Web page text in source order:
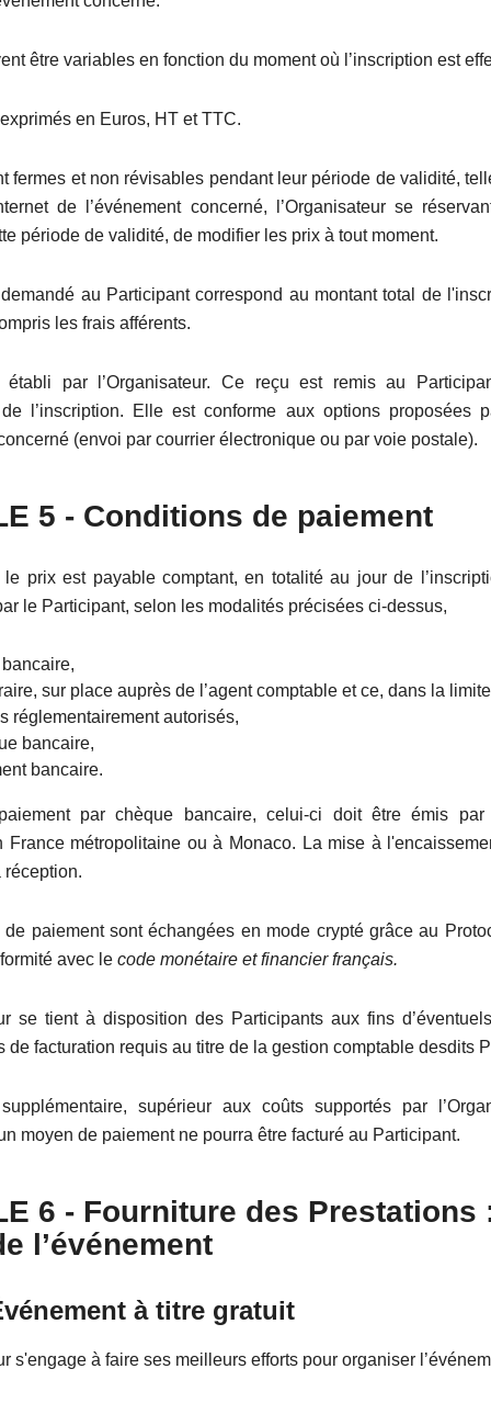
être variables en fonction du moment où l’inscription est
en Euros, HT et TTC.
fermes et non révisables pendant leur période de validité,
de l’événement concerné, l’Organisateur se
période de validité, de modifier les prix à tout moment.
au Participant correspond au montant total de
les frais afférents.
par l’Organisateur. Ce reçu est remis au
l’inscription. Elle est conforme aux options proposées
(envoi par courrier électronique ou par voie postale).
E 5 - Conditions de paiement
prix est payable comptant, en totalité au jour de
le Participant, selon les modalités précisées ci-dessus,
sur place auprès de l’agent comptable et ce, dans la
réglementairement autorisés,
bancaire,
bancaire.
par chèque bancaire, celui-ci doit être émis par
France métropolitaine ou à Monaco. La mise à
réception.
paiement sont échangées en mode crypté grâce au
avec lecode monétaire et financier français.
se tient à disposition des Participants aux fins
de facturation requis au titre de la gestion comptable desdits
supérieur aux coûts supportés par
moyen de paiement ne pourra être facturé au Participant.
6 - Fourniture des Prestations
l’événement
à titre gratuit
s'engage à faire ses meilleurs efforts pour organiser